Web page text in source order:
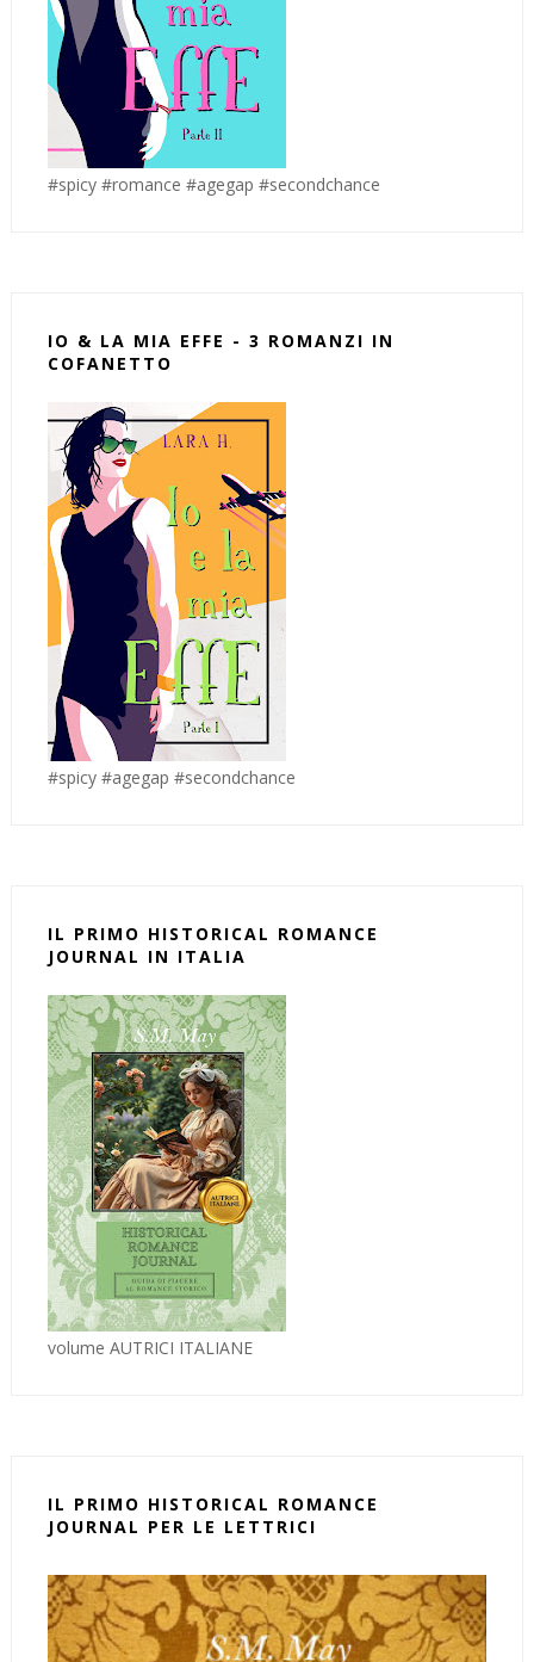
#spicy #romance #agegap #secondchance
IO & LA MIA EFFE - 3 ROMANZI IN
COFANETTO
#spicy #agegap #secondchance
IL PRIMO HISTORICAL ROMANCE
JOURNAL IN ITALIA
volume AUTRICI ITALIANE
IL PRIMO HISTORICAL ROMANCE
JOURNAL PER LE LETTRICI